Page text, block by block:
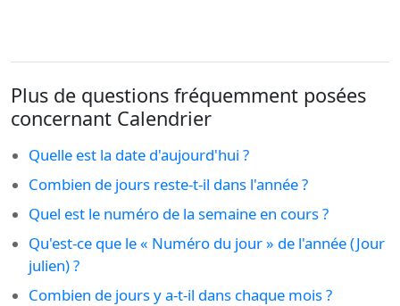
Plus de questions fréquemment posées
concernant Calendrier
Quelle est la date d'aujourd'hui ?
Combien de jours reste-t-il dans l'année ?
Quel est le numéro de la semaine en cours ?
Qu'est-ce que le « Numéro du jour » de l'année (Jour
julien) ?
Combien de jours y a-t-il dans chaque mois ?